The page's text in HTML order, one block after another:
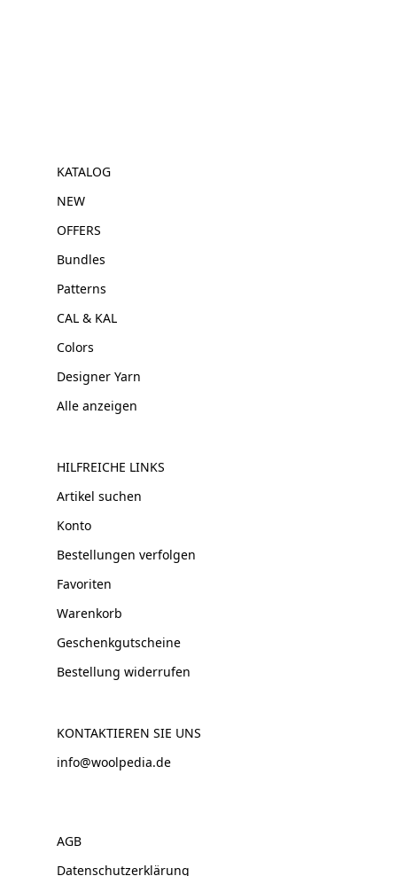
KATALOG
NEW
OFFERS
Bundles
Patterns
CAL & KAL
Colors
Designer Yarn
Alle anzeigen
HILFREICHE LINKS
Artikel suchen
Konto
Bestellungen verfolgen
Favoriten
Warenkorb
Geschenkgutscheine
Bestellung widerrufen
KONTAKTIEREN SIE UNS
info@woolpedia.de
AGB
Datenschutzerklärung